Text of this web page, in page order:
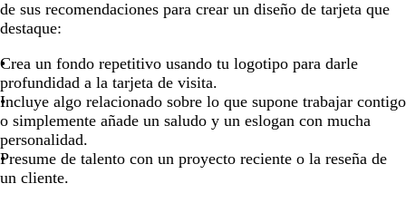
de sus recomendaciones para crear un diseño de tarjeta que
destaque:
Crea un fondo repetitivo usando tu logotipo para darle
profundidad a la tarjeta de visita.
Incluye algo relacionado sobre lo que supone trabajar contigo
o simplemente añade un saludo y un eslogan con mucha
personalidad.
Presume de talento con un proyecto reciente o la reseña de
un cliente.